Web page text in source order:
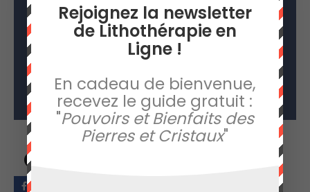
RECEVOIR LE GUIDE GRATUIT !
Rejoignez la newsletter
de Lithothérapie en
Ligne !
En cadeau de bienvenue,
recevez le guide gratuit :
"Pouvoirs et Bienfaits des
Pierres et Cristaux"